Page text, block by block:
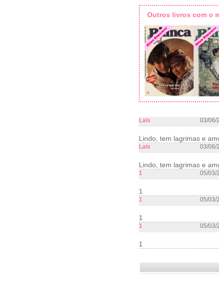
Outros livros com o
Lais 03/06/
Lindo, tem lagrimas e
Lais 03/06/
Lindo, tem lagrimas e
1 05/03/
1
1 05/03/
1
1 05/03/
1